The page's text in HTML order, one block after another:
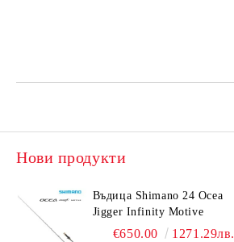
Нови продукти
Въдица Shimano 24 Ocea
Jigger Infinity Motive
€650.00 1271.29лв.